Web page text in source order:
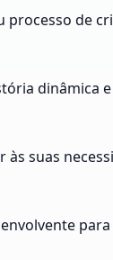
de
dinâmica
suas